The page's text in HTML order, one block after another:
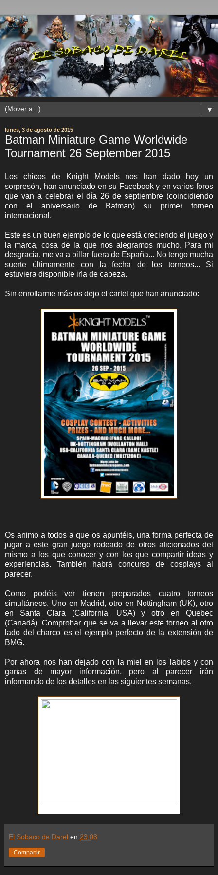
▼
lunes, 3 de agosto de 2015
Batman Miniature Game Worldwide
Tournament 26 September 2015
Los chicos de Knight Models nos han dado hoy un
sorpresón, han anunciado en su Facebook y en varios foros
que van a celebrar el día 26 de septiembre (coincidiendo
con el aniversario de Batman) su primer torneo
internacional.
Este es un buen ejemplo de lo que está creciendo el juego y
la marca, cosa de la que nos alegramos mucho. Para mi
desgracia, me va a pillar fuera de España... No tengo mucha
suerte últimamente con la fecha de los torneos... Si
estuviera disponible iría de cabeza.
Sin enrollarme más os dejo el cartel que han anunciado:
Os animo a todos a que os apuntéis, una forma perfecta de
jugar a este gran juego rodeado de otros aficionados del
mismo a los que conocer y con los que compartir ideas y
experiencias. También habrá concurso de cosplays al
parecer.
Como podéis ver tienen preparados cuatro torneos
simultáneos. Uno en Madrid, otro en Nottingham (UK), otro
en Santa Clara (California, USA) y otro en Quebec
(Canadá). Comprobar que se va a llevar este torneo al otro
lado del charco es el ejemplo perfecto de la extensión de
BMG.
Por ahora nos han dejado con la miel en los labios y con
ganas de mayor información, pero al parecer irán
informando de los detalles en las siguientes semanas.
El Sobaco de Darel en 23:08
Compartir